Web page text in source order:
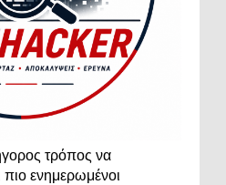
τρόπος να
ενημερωμένοι